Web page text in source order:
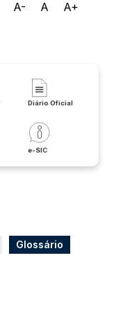
A- A A+
Diário Oficial
e-SIC
Glossário